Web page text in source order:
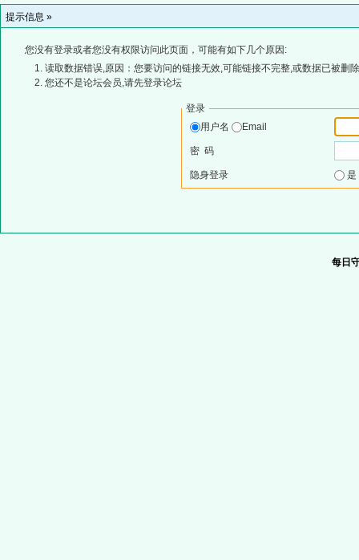
提示信息 »
您没有登录或者您没有权限访问此页面，可能有如下几个原因:
读取数据错误,原因：您要访问的链接无效,可能链接不完整,或数据已被删
您还不是论坛会员,请先登录论坛
登录
用户名
Email
密 码
隐身登录
每日